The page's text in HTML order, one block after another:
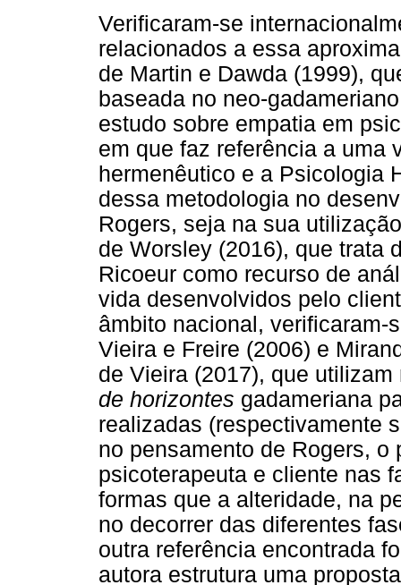
Verificaram-se
relacionados a essa
de Martin e Dawda (1999),
baseada no neo-
estudo sobre empatia em
em que faz referência a uma
hermenêutico e a Psicologia
dessa metodologia no
Rogers, seja na sua
de Worsley (2016), que trata
Ricoeur como recurso de
vida desenvolvidos pelo
âmbito nacional, verificaram-
Vieira e Freire (2006) e
de Vieira (2017), que
de horizontes gadameriana
realizadas (respectivamente
no pensamento de Rogers,
psicoterapeuta e cliente nas
formas que a alteridade, na
no decorrer das diferentes
outra referência encontrada
autora estrutura uma